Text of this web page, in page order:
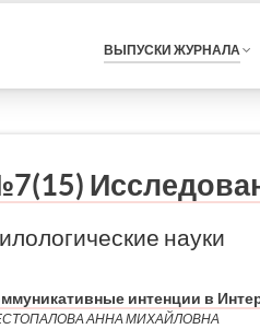
ВЫПУСКИ ЖУРНАЛА
науки
интенции в
АННА МИХАЙЛОВНА